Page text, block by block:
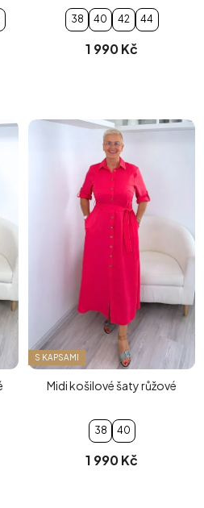
38 40 42 44
1 990 Kč
S KAPSAMI
Midi košilové šaty růžové
38 40
1 990 Kč